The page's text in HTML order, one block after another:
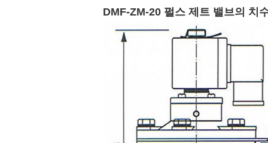
DMF-ZM-20 펄스 제트 밸브의 치